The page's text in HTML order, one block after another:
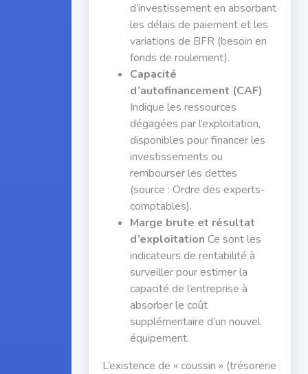
d’investissement en absorbant
les délais de paiement et les
variations de BFR (besoin en
fonds de roulement).
Capacité
d’autofinancement (CAF)
Indique les ressources
dégagées par l’exploitation,
disponibles pour financer les
investissements ou
rembourser les dettes
(source : Ordre des experts-
comptables).
Marge brute et résultat
d’exploitation Ce sont les
indicateurs de rentabilité à
surveiller pour estimer la
capacité de l’entreprise à
absorber le coût
supplémentaire d’un nouvel
équipement.
L’existence de « coussin » (trésorerie